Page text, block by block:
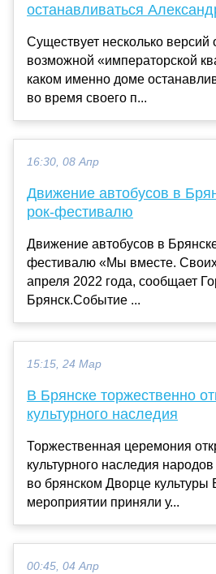
останавливаться
Существует несколько версий
возможной «императорской
каком именно доме
во время своего п...
16:30, 08 Апр
Движение автобусов в
рок-фестивалю
Движение автобусов в
фестивалю «Мы вместе.
апреля 2022 года, сообщает
Брянск.Событие ...
15:15, 24 Мар
В Брянске торжественно
культурного наследия
Торжественная церемония
культурного наследия
во брянском Дворце культуры
мероприятии приняли у...
00:45, 04 Апр